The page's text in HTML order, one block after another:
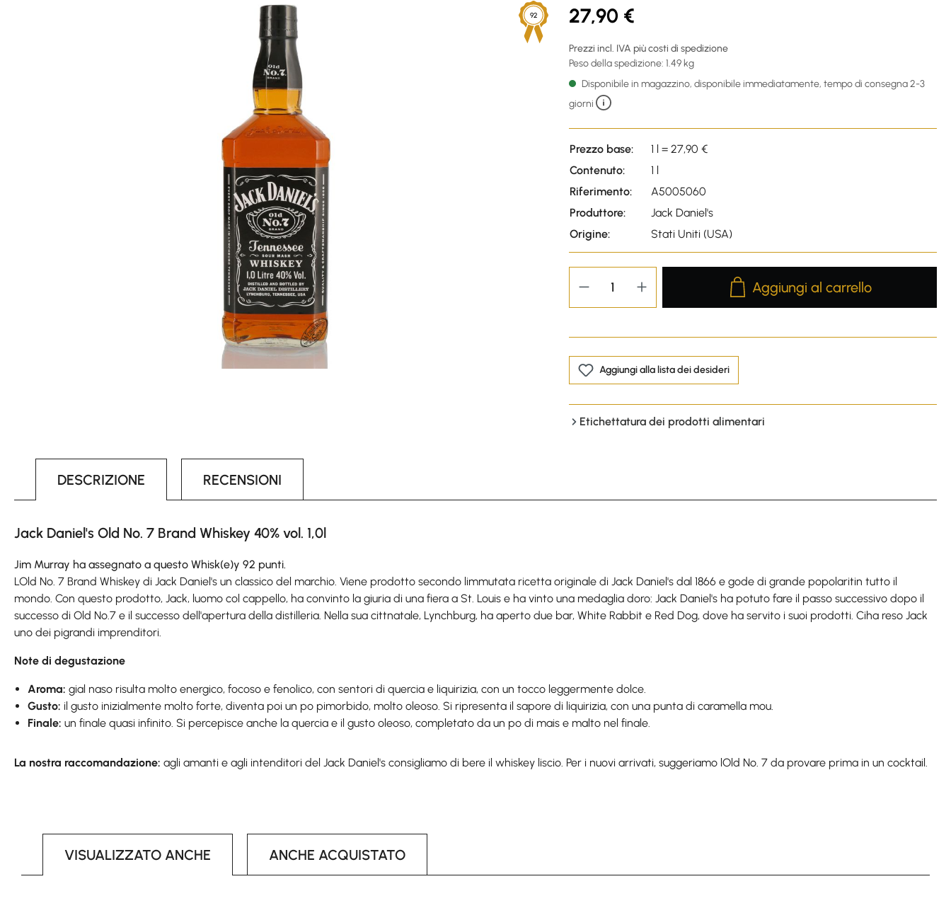
92 27,90 €
Prezzi incl. IVA più costi di spedizione
Peso della spedizione: 1.49 kg
Disponibile in magazzino, disponibile immediatamente, tempo di consegna 2-3
giorni
Prezzo base:
1 l = 27,90 €
Contenuto:
1 l
Riferimento:
A5005060
Produttore:
Jack Daniel's
Origine:
Stati Uniti (USA)
Product Quantity: Enter the desired
Aggiungi al carrello
Aggiungi alla lista dei desideri
Etichettatura dei prodotti alimentari
DESCRIZIONE RECENSIONI
Jack Daniel's Old No. 7 Brand Whiskey 40% vol. 1,0l
Jim Murray ha assegnato a questo Whisk(e)y 92 punti.
LOld No. 7 Brand Whiskey di Jack Daniel's un classico del marchio. Viene prodotto secondo limmutata ricetta originale di Jack Daniel's dal 1866 e gode di grande popolaritin tutto il
mondo. Con questo prodotto, Jack, luomo col cappello, ha convinto la giuria di una fiera a St. Louis e ha vinto una medaglia doro: Jack Daniel's ha potuto fare il passo successivo dopo il
successo di Old No.7 e il successo dell'apertura della distilleria. Nella sua cittnatale, Lynchburg, ha aperto due bar, White Rabbit e Red Dog, dove ha servito i suoi prodotti. Ciha reso Jack
uno dei pigrandi imprenditori.
Note di degustazione
Aroma: gial naso risulta molto energico, focoso e fenolico, con sentori di quercia e liquirizia, con un tocco leggermente dolce.
Gusto: il gusto inizialmente molto forte, diventa poi un po pimorbido, molto oleoso. Si ripresenta il sapore di liquirizia, con una punta di caramella mou.
Finale: un finale quasi infinito. Si percepisce anche la quercia e il gusto oleoso, completato da un po di mais e malto nel finale.
La nostra raccomandazione: agli amanti e agli intenditori del Jack Daniel's consigliamo di bere il whiskey liscio. Per i nuovi arrivati, suggeriamo lOld No. 7 da provare prima in un cocktail.
VISUALIZZATO ANCHE ANCHE ACQUISTATO